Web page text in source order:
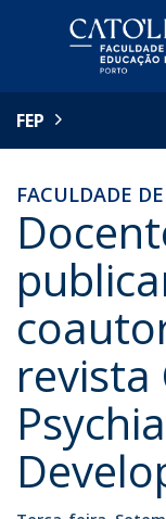
FEP
FACULDADE
revista